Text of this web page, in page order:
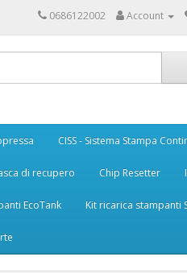
0686122002 Account
CISS - Sistema Stampa
di recupero Chip Resetter
EcoTank Kit ricarica stampanti